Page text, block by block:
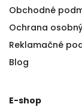
Obchodné
Ochrana
Reklamačné
Blog
E-shop